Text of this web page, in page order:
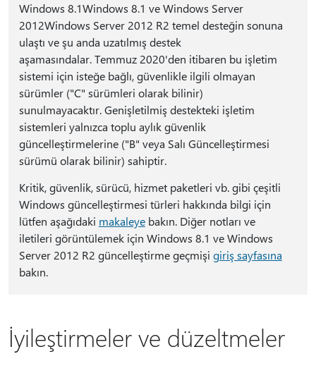
Windows 8.1Windows 8.1 ve Windows Server
2012Windows Server 2012 R2 temel desteğin sonuna
ulaştı ve şu anda uzatılmış destek
aşamasındalar. Temmuz 2020'den itibaren bu işletim
sistemi için isteğe bağlı, güvenlikle ilgili olmayan
sürümler ("C" sürümleri olarak bilinir)
sunulmayacaktır. Genişletilmiş destekteki işletim
sistemleri yalnızca toplu aylık güvenlik
güncelleştirmelerine ("B" veya Salı Güncelleştirmesi
sürümü olarak bilinir) sahiptir.
Kritik, güvenlik, sürücü, hizmet paketleri vb. gibi çeşitli
Windows güncelleştirmesi türleri hakkında bilgi için
lütfen aşağıdaki makaleyebakın. Diğer notları ve
iletileri görüntülemek için Windows 8.1 ve Windows
Server 2012 R2 güncelleştirme geçmişi giriş sayfasına
bakın.
İyileştirmeler ve düzeltmeler